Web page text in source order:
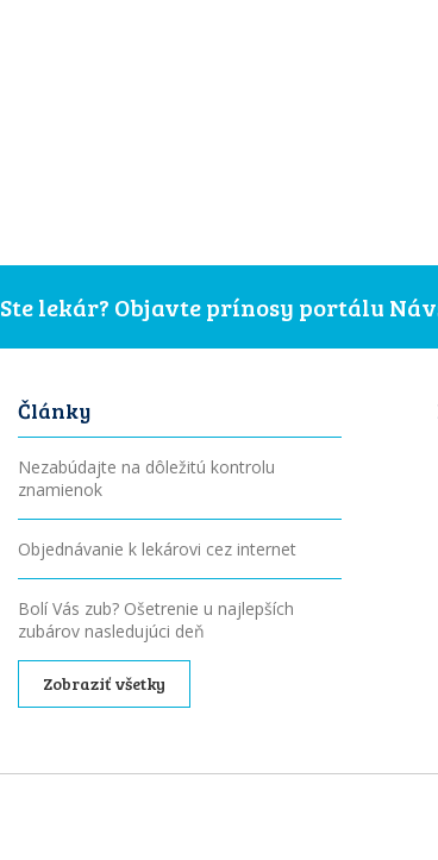
Ste lekár? Objavte prínosy portálu
Články
Nezabúdajte na dôležitú kontrolu
znamienok
Objednávanie k lekárovi cez internet
Bolí Vás zub? Ošetrenie u najlepších
zubárov nasledujúci deň
Zobraziť všetky